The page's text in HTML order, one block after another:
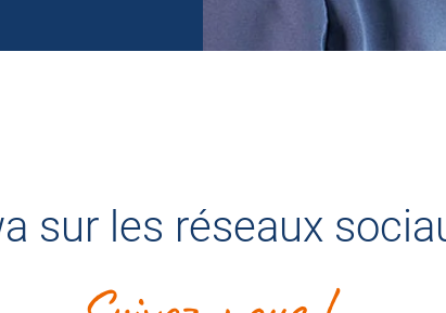
sur les réseaux